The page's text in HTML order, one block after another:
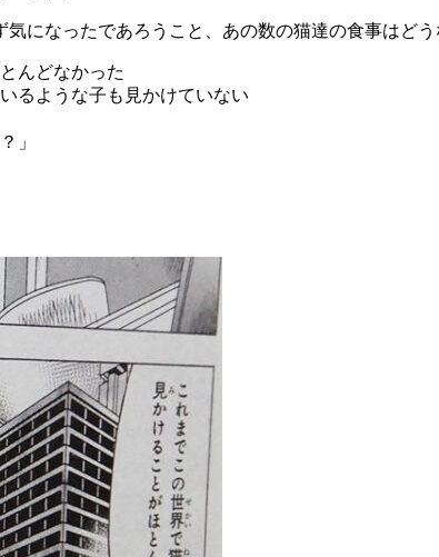
になったであろうこと、あの数の猫達の食事はど
んどなかった
るような子も見かけていない
」